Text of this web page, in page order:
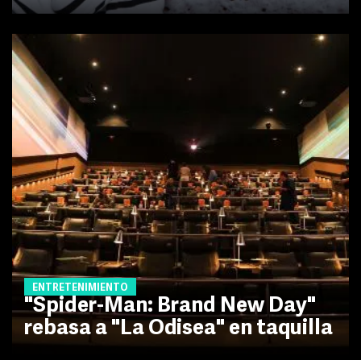
ENTRETENIMIENTO
"Spider-Man: Brand New Day"
rebasa a "La Odisea" en taquilla